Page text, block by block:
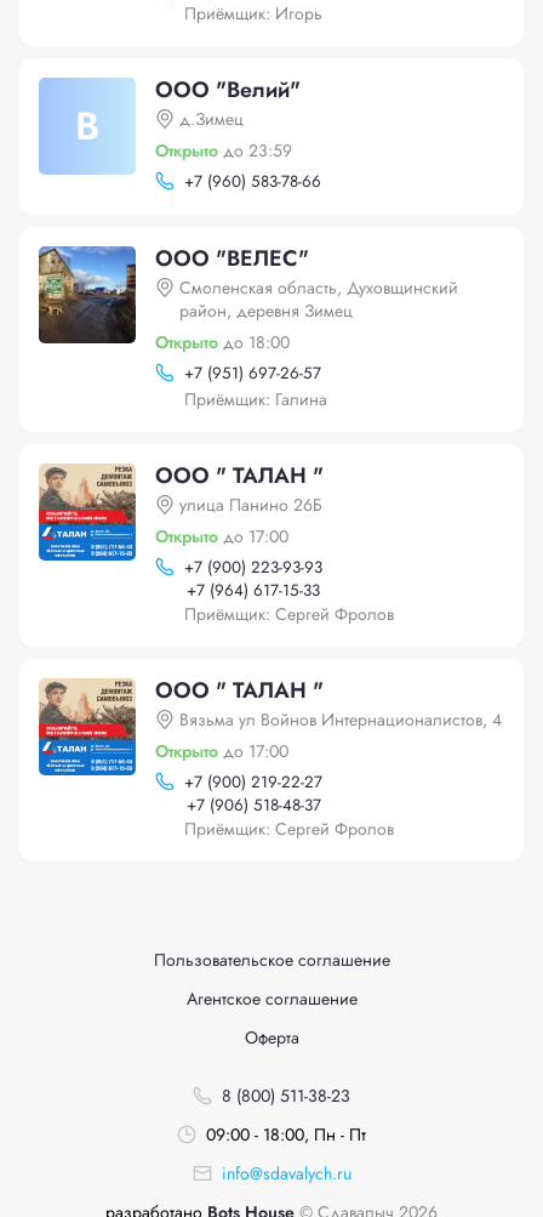
Приёмщик: Игорь
В
ООО "Велий"
д.Зимец
Открыто до 23:59
+7 (960) 583-78-66
ООО "ВЕЛЕС"
Смоленская область, Духовщинский
район, деревня Зимец
Открыто до 18:00
+7 (951) 697-26-57
Приёмщик: Галина
ООО " ТАЛАН "
улица Панино 26Б
Открыто до 17:00
+7 (900) 223-93-93
+7 (964) 617-15-33
Приёмщик: Сергей Фролов
ООО " ТАЛАН "
Вязьма ул Войнов Интернационалистов, 4
Открыто до 17:00
+7 (900) 219-22-27
+7 (906) 518-48-37
Приёмщик: Сергей Фролов
Пользовательское соглашение
Агентское соглашение
Оферта
8 (800) 511-38-23
09:00 - 18:00, Пн - Пт
info@sdavalych.ru
разработано Bots House © Сдавалыч 2026